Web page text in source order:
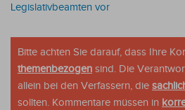
Legislativbeamten vor
Bitte achten Sie darauf, dass Ihre
themenbezogen sind. Die
allein bei den Verfassern, die
sollten. Kommentare müssen in